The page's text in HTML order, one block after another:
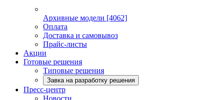
Архивные модели [4062]
Оплата
Доставка и самовывоз
Прайс-листы
Акции
Готовые решения
Типовые решения
Завка на разработку решения
Пресс-центр
Новости